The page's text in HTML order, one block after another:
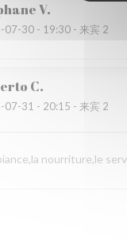
V
07-30 - 19:30 - 来宾 2
C
07-31 - 20:15 - 来宾 2
nourriture,le